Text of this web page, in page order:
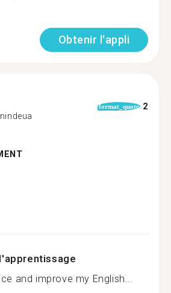
Obtenir l'appli
format_quote 2
and improve my English...